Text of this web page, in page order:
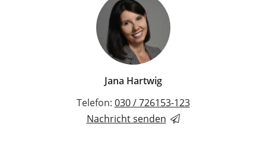
Jana Hartwig
Telefon: 030 / 726153-123
Nachricht senden